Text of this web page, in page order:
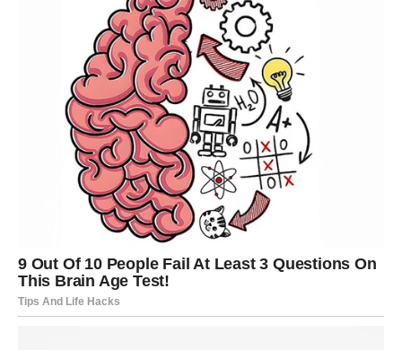
DEVICA
Za Device, druga dekada februara donosiunutrašnje
rasterećenje. Dugo ste analizirali, preispitivali i nosili
teret odgovornosti, ali sada dolazi trenutak kada shvatate
da ne morate sve kontrolisati. Neke stvari će se složiti
same – čim im to dozvolite.
U ljubavi, Device uče da puste strah i pokažu emocije. Na
poslovnom planu, ovo je dobar period za reorganizaciju i
postavljanje zdravih granica. Zvezde vam poručuju da
verujete sebi, jer ste pametniji i jači nego što mislite.